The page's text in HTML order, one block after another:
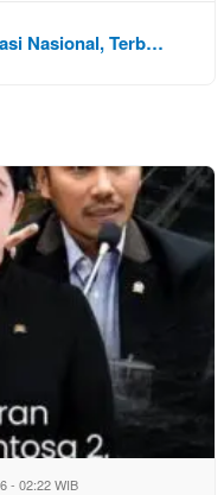
Nasional, Terb…
- 02:22 WIB